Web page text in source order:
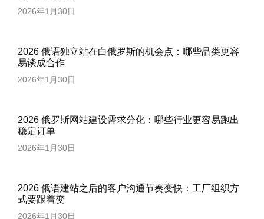
2026年1月30日
2026 俄语独立站在白俄罗斯的机会点：哪些品类更容
易谈成合作
2026年1月30日
2026 俄罗斯网站建设需求分化：哪些行业更容易跑出
稳定订单
2026年1月30日
2026 俄语建站之后的客户沟通节奏变快：工厂组织方
式要跟着变
2026年1月30日